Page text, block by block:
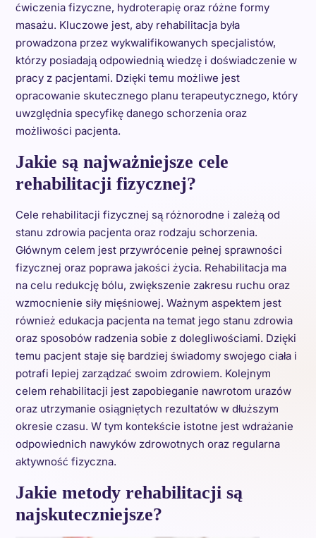
ćwiczenia fizyczne, hydroterapię oraz różne formy
masażu. Kluczowe jest, aby rehabilitacja była
prowadzona przez wykwalifikowanych specjalistów,
którzy posiadają odpowiednią wiedzę i doświadczenie w
pracy z pacjentami. Dzięki temu możliwe jest
opracowanie skutecznego planu terapeutycznego, który
uwzględnia specyfikę danego schorzenia oraz
możliwości pacjenta.
Jakie są najważniejsze cele
rehabilitacji fizycznej?
Cele rehabilitacji fizycznej są różnorodne i zależą od
stanu zdrowia pacjenta oraz rodzaju schorzenia.
Głównym celem jest przywrócenie pełnej sprawności
fizycznej oraz poprawa jakości życia. Rehabilitacja ma
na celu redukcję bólu, zwiększenie zakresu ruchu oraz
wzmocnienie siły mięśniowej. Ważnym aspektem jest
również edukacja pacjenta na temat jego stanu zdrowia
oraz sposobów radzenia sobie z dolegliwościami. Dzięki
temu pacjent staje się bardziej świadomy swojego ciała i
potrafi lepiej zarządzać swoim zdrowiem. Kolejnym
celem rehabilitacji jest zapobieganie nawrotom urazów
oraz utrzymanie osiągniętych rezultatów w dłuższym
okresie czasu. W tym kontekście istotne jest wdrażanie
odpowiednich nawyków zdrowotnych oraz regularna
aktywność fizyczna.
Jakie metody rehabilitacji są
najskuteczniejsze?